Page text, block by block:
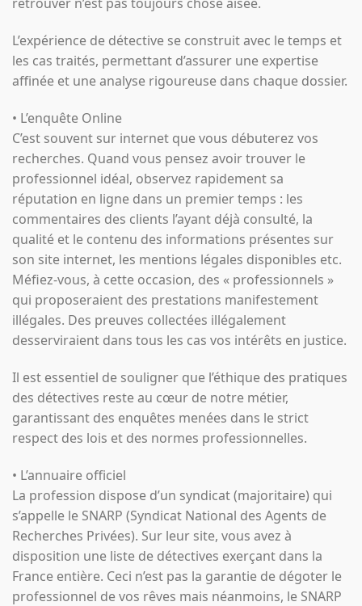
L’expérience de détective se construit avec le temps et
les cas traités, permettant d’assurer une expertise
affinée et une analyse rigoureuse dans chaque dossier.
• L’enquête Online
C’est souvent sur internet que vous débuterez vos
recherches. Quand vous pensez avoir trouver le
professionnel idéal, observez rapidement sa
réputation en ligne dans un premier temps : les
commentaires des clients l’ayant déjà consulté, la
qualité et le contenu des informations présentes sur
son site internet, les mentions légales disponibles etc.
Méfiez-vous, à cette occasion, des « professionnels »
qui proposeraient des prestations manifestement
illégales. Des preuves collectées illégalement
desserviraient dans tous les cas vos intérêts en justice.
Il est essentiel de souligner que l’éthique des pratiques
des détectives reste au cœur de notre métier,
garantissant des enquêtes menées dans le strict
respect des lois et des normes professionnelles.
• L’annuaire officiel
La profession dispose d’un syndicat (majoritaire) qui
s’appelle le SNARP (Syndicat National des Agents de
Recherches Privées). Sur leur site, vous avez à
disposition une liste de détectives exerçant dans la
France entière. Ceci n’est pas la garantie de dégoter le
professionnel de vos rêves mais néanmoins, le SNARP